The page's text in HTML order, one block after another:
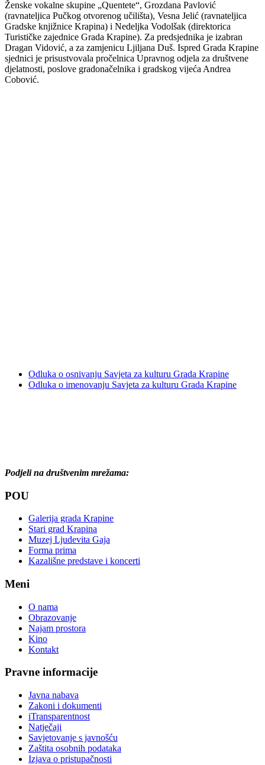
Ženske vokalne skupine „Quentete“, Grozdana Pavlović
(ravnateljica Pučkog otvorenog učilišta), Vesna Jelić (ravnateljica
Gradske knjižnice Krapina) i Nedeljka Vodolšak (direktorica
Turističke zajednice Grada Krapine). Za predsjednika je izabran
Dragan Vidović, a za zamjenicu Ljiljana Duš. Ispred Grada Krapine
sjednici je prisustvovala pročelnica Upravnog odjela za društvene
djelatnosti, poslove gradonačelnika i gradskog vijeća Andrea
Cobović.
Odluka o osnivanju Savjeta za kulturu Grada Krapine
Odluka o imenovanju Savjeta za kulturu Grada Krapine
Podjeli na društvenim mrežama:
POU
Galerija grada Krapine
Stari grad Krapina
Muzej Ljudevita Gaja
Forma prima
Kazališne predstave i koncerti
Meni
O nama
Obrazovanje
Najam prostora
Kino
Kontakt
Pravne informacije
Javna nabava
Zakoni i dokumenti
iTransparentnost
Natječaji
Savjetovanje s javnošću
Zaštita osobnih podataka
Izjava o pristupačnosti